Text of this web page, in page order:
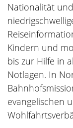
Nationalität
Kindern und
bis zur Hilfe in
Notlagen. In
evangelischen